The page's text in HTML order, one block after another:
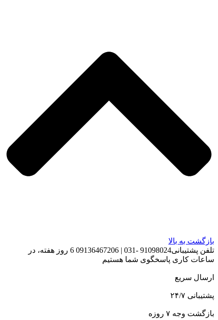
بازگشت به بالا
تلفن پشتیبانی91098024 -031 | 09136467206 6 روز هفته، در
ساعات کاری پاسخگوی شما هستیم
ارسال سریع
پشتیبانی ۲۴/۷
بازگشت وجه ۷ روزه